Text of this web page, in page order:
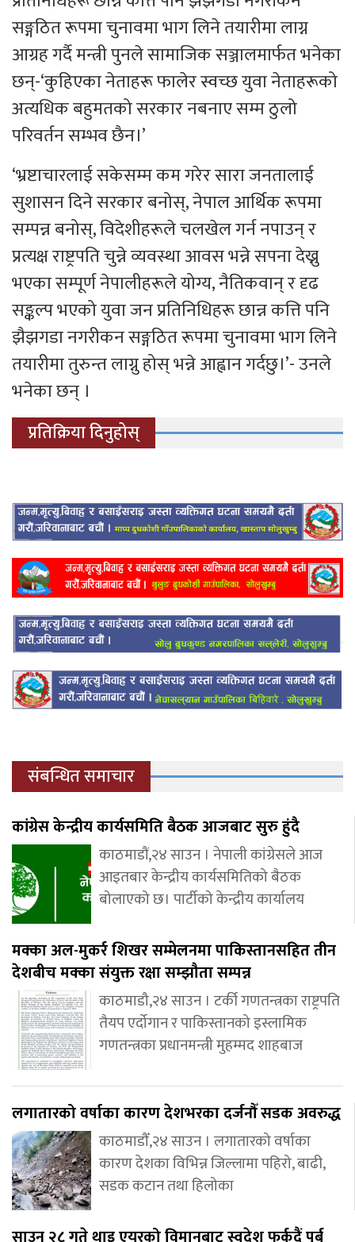
सङ्गठित रूपमा चुनावमा भाग लिने तयारीमा लाग्न
आग्रह गर्दै मन्त्री पुनले सामाजिक सञ्जालमार्फत भनेका
छन्-‘कुहिएका नेताहरू फालेर स्वच्छ युवा नेताहरूको
अत्यधिक बहुमतको सरकार नबनाए सम्म ठुलो
परिवर्तन सम्भव छैन।’
‘भ्रष्टाचारलाई सकेसम्म कम गरेर सारा जनतालाई
सुशासन दिने सरकार बनोस्, नेपाल आर्थिक रूपमा
सम्पन्न बनोस्, विदेशीहरूले चलखेल गर्न नपाउन् र
प्रत्यक्ष राष्ट्रपति चुन्ने व्यवस्था आवस भन्ने सपना देख्नु
भएका सम्पूर्ण नेपालीहरूले योग्य, नैतिकवान् र दृढ
सङ्कल्प भएको युवा जन प्रतिनिधिहरू छान्न कत्ति पनि
झैझगडा नगरीकन सङ्गठित रूपमा चुनावमा भाग लिने
तयारीमा तुरुन्त लाग्नु होस् भन्ने आह्वान गर्दछु।’- उनले
भनेका छन् ।
प्रतिक्रिया दिनुहोस्
संबन्धित समाचार
कांग्रेस केन्द्रीय कार्यसमिति बैठक आजबाट सुरु हुंदै
काठमाडौं,२४ साउन । नेपाली कांग्रेसले आज
आइतबार केन्द्रीय कार्यसमितिको बैठक
बोलाएको छ। पार्टीको केन्द्रीय कार्यालय
मक्का अल-मुकर्र शिखर सम्मेलनमा पाकिस्तानसहित तीन
देशबीच मक्का संयुक्त रक्षा सम्झौता सम्पन्न
काठमाडौ,२४ साउन । टर्की गणतन्त्रका राष्ट्रपति
तैयप एर्दोगान र पाकिस्तानको इस्लामिक
गणतन्त्रका प्रधानमन्त्री मुहम्मद शाहबाज
लगातारको वर्षाका कारण देशभरका दर्जनौँ सडक अवरुद्ध
काठमाडौँ,२४ साउन । लगातारको वर्षाका
कारण देशका विभिन्न जिल्लामा पहिरो, बाढी,
सडक कटान तथा हिलोका